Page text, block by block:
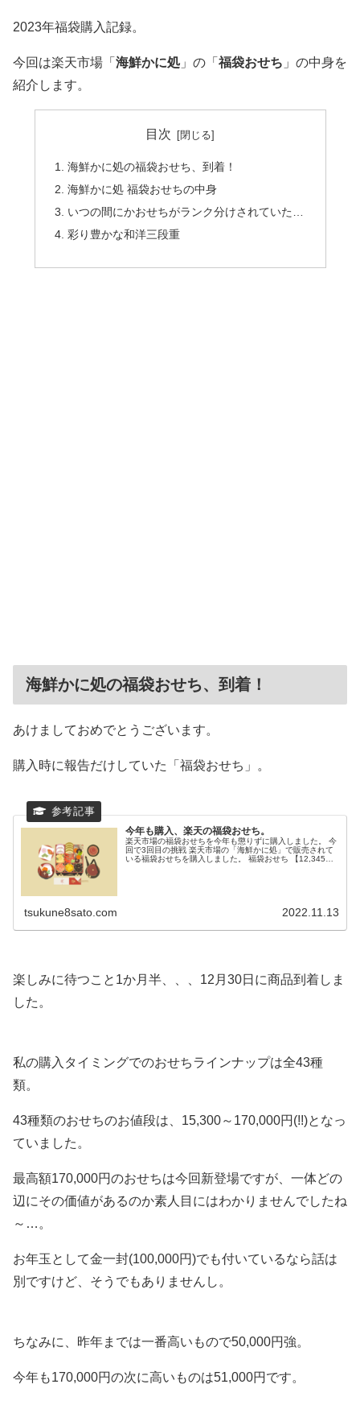
2023年福袋購入記録。
今回は楽天市場「 海鮮かに処 」の「 福袋おせち 」の中身を
紹介します。
目次
海鮮かに処の福袋おせち、到着！
海鮮かに処 福袋おせちの中身
いつの間にかおせちがランク分けされていた…
彩り豊かな和洋三段重
海鮮かに処の福袋おせち、到着！
あけましておめでとうございます。
購入時に報告だけしていた「福袋おせち」。
今年も購入、楽天の福袋おせち。
楽天市場の福袋おせちを今年も懲りずに購入しました。 今
回で3回目の挑戦 楽天市場の「海鮮かに処」で販売されて
いる福袋おせちを購入しました。 福袋おせち 【12,345
tsukune8sato.com 2022.11.13
楽しみに待つこと1か月半、、、12月30日に商品到着しま
した。
私の購入タイミングでのおせちラインナップは全43種
類。
43種類のおせちのお値段は、15,300～170,000円(!!)となっ
ていました。
最高額170,000円のおせちは今回新登場ですが、一体どの
辺にその価値があるのか素人目にはわかりませんでしたね
～…。
お年玉として金一封(100,000円)でも付いているなら話は
別ですけど、そうでもありませんし。
ちなみに、昨年までは一番高いもので50,000円強。
今年も170,000円の次に高いものは51,000円です。